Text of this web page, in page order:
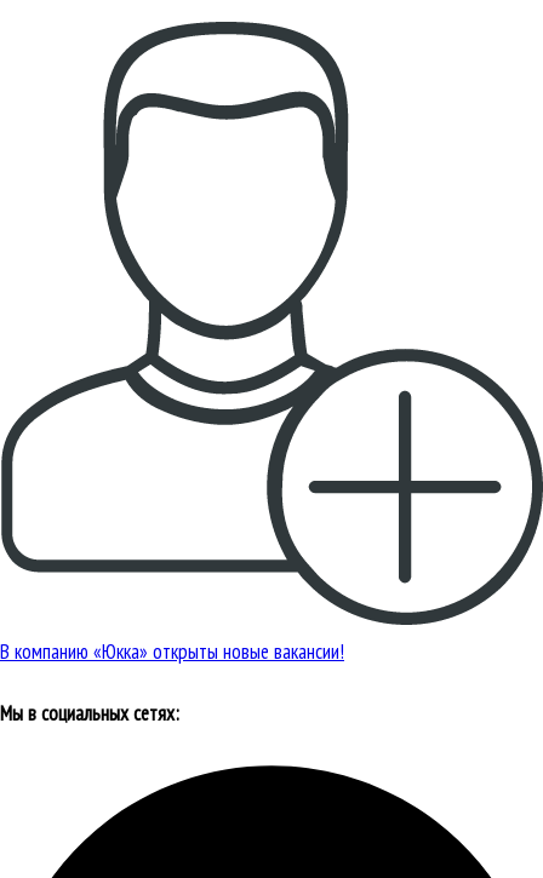
В компанию «Юкка» открыты новые вакансии!
Мы в социальных сетях: